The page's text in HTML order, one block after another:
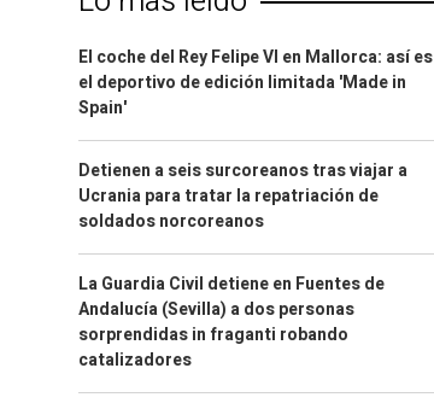
El coche del Rey Felipe VI en Mallorca: así es
el deportivo de edición limitada 'Made in
Spain'
Detienen a seis surcoreanos tras viajar a
Ucrania para tratar la repatriación de
soldados norcoreanos
La Guardia Civil detiene en Fuentes de
Andalucía (Sevilla) a dos personas
sorprendidas in fraganti robando
catalizadores